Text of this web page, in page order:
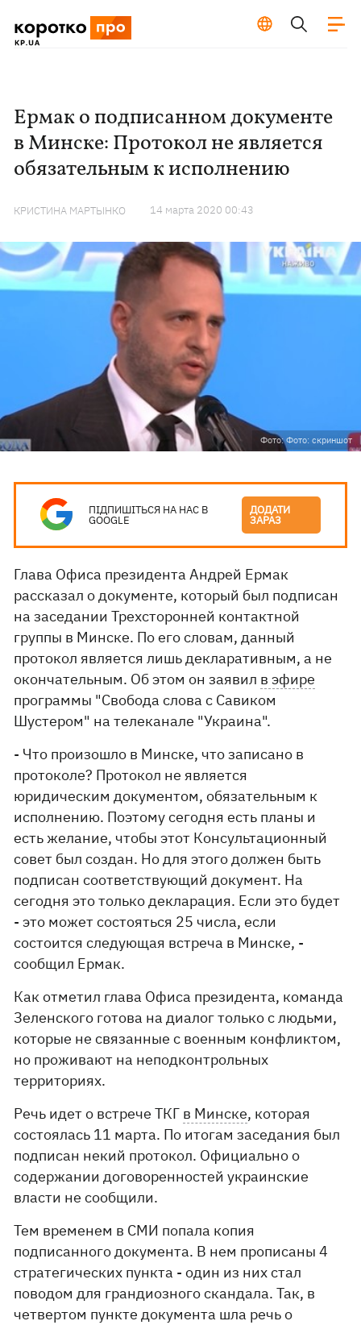
Ермак о подписанном документе
в Минске: Протокол не является
обязательным к исполнению
КРИСТИНА МАРТЫНКО 14 марта 2020 00:43
Фото: Фото: скриншот
ПІДПИШІТЬСЯ НА НАС В
GOOGLE
ДОДАТИ
ЗАРАЗ
Глава Офиса президента Андрей Ермак
рассказал о документе, который был подписан
на заседании Трехсторонней контактной
группы в Минске. По его словам, данный
протокол является лишь декларативным, а не
окончательным. Об этом он заявил в эфире
программы "Свобода слова с Савиком
Шустером" на телеканале "Украина".
- Что произошло в Минске, что записано в
протоколе? Протокол не является
юридическим документом, обязательным к
исполнению. Поэтому сегодня есть планы и
есть желание, чтобы этот Консультационный
совет был создан. Но для этого должен быть
подписан соответствующий документ. На
сегодня это только декларация. Если это будет
- это может состояться 25 числа, если
состоится следующая встреча в Минске, -
сообщил Ермак.
Как отметил глава Офиса президента, команда
Зеленского готова на диалог только с людьми,
которые не связанные с военным конфликтом,
но проживают на неподконтрольных
территориях.
Речь идет о встрече ТКГ в Минске, которая
состоялась 11 марта. По итогам заседания был
подписан некий протокол. Официально о
содержании договоренностей украинские
власти не сообщили.
Тем временем в СМИ попала копия
подписанного документа. В нем прописаны 4
стратегических пункта - один из них стал
поводом для грандиозного скандала. Так, в
четвертом пункте документа шла речь о